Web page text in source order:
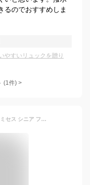
るのでおすすめしま
やすいリュックを贈り
(1件) >
リュック バッグ レディース おしゃれ ミセス シニア ファッション 50代 60代 70代 80代 はっ水ナイロンタウンリュック